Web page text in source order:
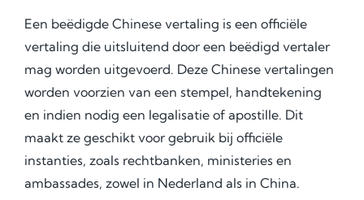
Een beëdigde Chinese vertaling is een officiële
vertaling die uitsluitend door een beëdigd vertaler
mag worden uitgevoerd. Deze Chinese vertalingen
worden voorzien van een stempel, handtekening
en indien nodig een legalisatie of apostille. Dit
maakt ze geschikt voor gebruik bij officiële
instanties, zoals rechtbanken, ministeries en
ambassades, zowel in Nederland als in China.